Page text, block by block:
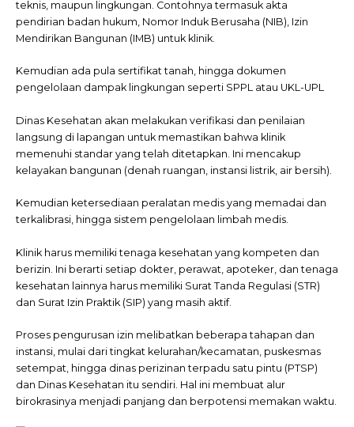
teknis, maupun lingkungan. Contohnya termasuk akta
pendirian badan hukum, Nomor Induk Berusaha (NIB), Izin
Mendirikan Bangunan (IMB) untuk klinik.
Kemudian ada pula sertifikat tanah, hingga dokumen
pengelolaan dampak lingkungan seperti SPPL atau UKL-UPL
Dinas Kesehatan akan melakukan verifikasi dan penilaian
langsung di lapangan untuk memastikan bahwa klinik
memenuhi standar yang telah ditetapkan. Ini mencakup
kelayakan bangunan (denah ruangan, instansi listrik, air bersih).
Kemudian ketersediaan peralatan medis yang memadai dan
terkalibrasi, hingga sistem pengelolaan limbah medis.
Klinik harus memiliki tenaga kesehatan yang kompeten dan
berizin. Ini berarti setiap dokter, perawat, apoteker, dan tenaga
kesehatan lainnya harus memiliki Surat Tanda Regulasi (STR)
dan Surat Izin Praktik (SIP) yang masih aktif.
Proses pengurusan izin melibatkan beberapa tahapan dan
instansi, mulai dari tingkat kelurahan/kecamatan, puskesmas
setempat, hingga dinas perizinan terpadu satu pintu (PTSP)
dan Dinas Kesehatan itu sendiri. Hal ini membuat alur
birokrasinya menjadi panjang dan berpotensi memakan waktu.